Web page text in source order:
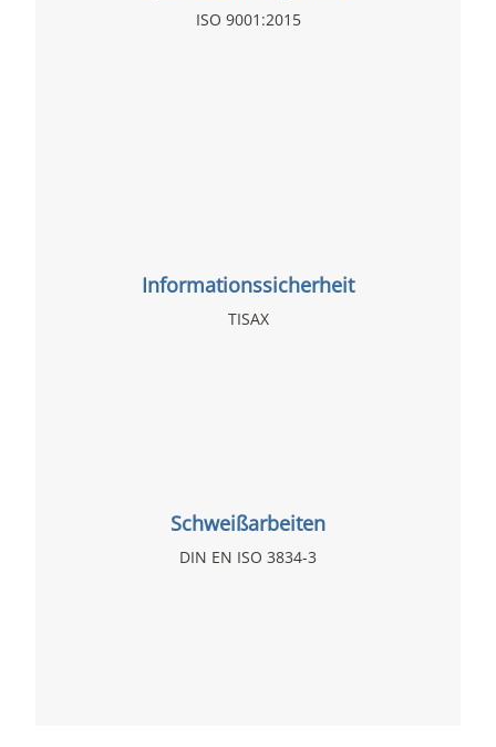
ISO 9001:2015
Informationssicherheit
TISAX
Schweißarbeiten
DIN EN ISO 3834-3